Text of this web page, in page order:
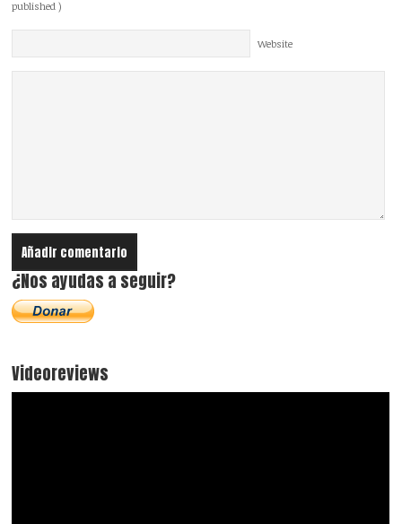
published )
Website
¿Nos ayudas a seguir?
Videoreviews